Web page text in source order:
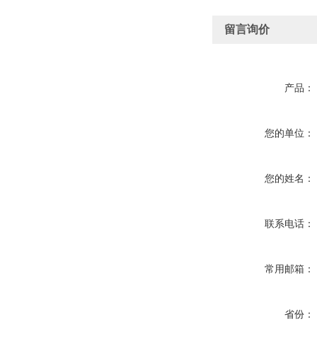
留言询价
产品：
您的单位：
您的姓名：
联系电话：
常用邮箱：
省份：